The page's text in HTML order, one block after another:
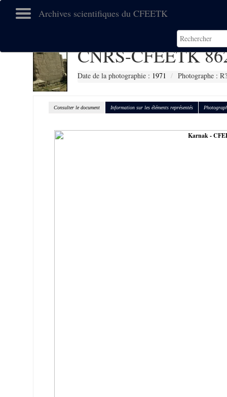
Archives scientifiques du CFEETK
CNRS-CFEETK
Date de la photographie : 1971 Photographe :
Consulter le document Information sur les éléments représentés